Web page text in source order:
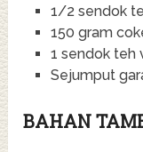
1/2 sendok
150 gram
1 sendok teh
Sejumput
BAHAN